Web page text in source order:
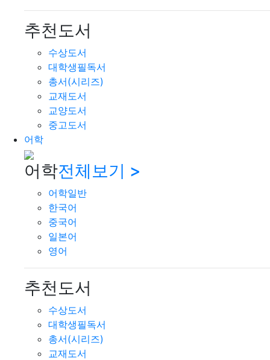
추천도서
수상도서
대학생필독서
총서(시리즈)
교재도서
교양도서
중고도서
어학
어학전체보기 >
어학일반
한국어
중국어
일본어
영어
추천도서
수상도서
대학생필독서
총서(시리즈)
교재도서